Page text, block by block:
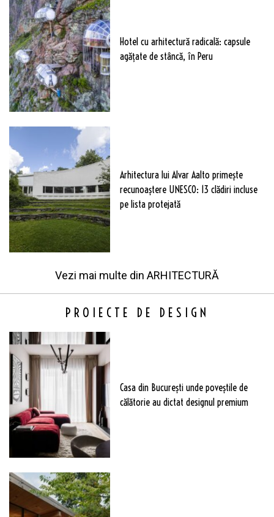
Hotel cu arhitectură radicală: capsule
agățate de stâncă, în Peru
Arhitectura lui Alvar Aalto primește
recunoaștere UNESCO: 13 clădiri incluse
pe lista protejată
Vezi mai multe din ARHITECTURĂ
PROIECTE DE DESIGN
Casa din București unde poveștile de
călătorie au dictat designul premium